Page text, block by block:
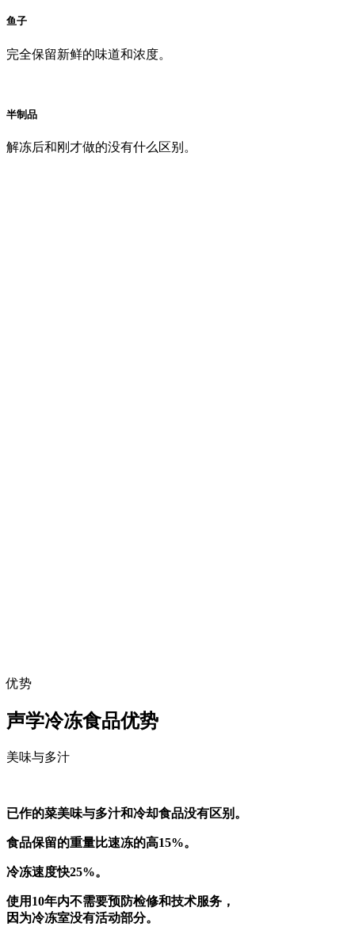
鱼子
完全保留新鲜的味道和浓度。
半制品
解冻后和刚才做的没有什么区别。
优势
声学冷冻食品优势
美味与多汁
已作的菜美味与多汁和冷却食品没有区别。
食品保留的重量比速冻的高15%。
冷冻速度快25%。
使用10年内不需要预防检修和技术服务，
因为冷冻室没有活动部分。